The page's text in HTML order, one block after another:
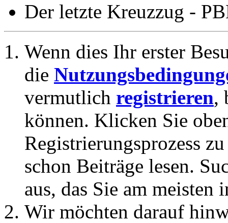
Der letzte Kreuzzug -
Wenn dies Ihr erster
die
vermutlich registrieren,
können. Klicken Sie
Registrierungsprozess
schon Beiträge lesen.
aus, das Sie am meisten
Wir möchten darauf